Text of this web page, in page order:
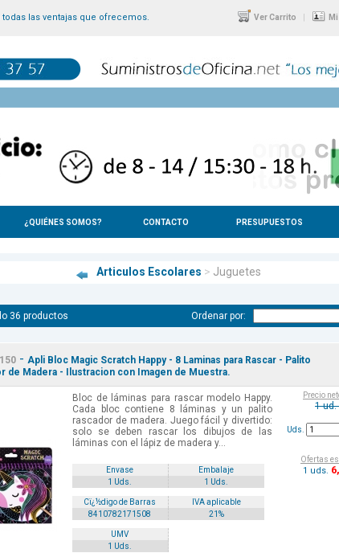
todas las ventajas que ofrecemos. Ver Carrito |
¿QUIÉNES SOMOS? CONTACTO PRESUPUESTOS
Articulos Escolares > Juguetes
36 productos Ordenar por:
- Apli Bloc Magic Scratch Happy - 8 Laminas para Rascar - Palito
de Madera - Ilustracion con Imagen de Muestra.
Bloc de láminas para rascar modelo Happy.
Cada bloc contiene 8 láminas y un palito
rascador de madera. Juego fácil y divertido:
solo se deben rascar los dibujos de las
láminas con el lápiz de madera y...
Envase
Embalaje
1 Uds.
1 Uds.
Cï¿½digo de Barras
IVA aplicable
8410782171508
21%
UMV
1 Uds.
Precio
1 ud.
Uds.
Ofertas
1 uds. 6